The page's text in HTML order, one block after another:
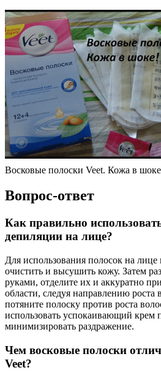
Восковые полоски Veet. Кожа в
Вопрос-ответ
Как правильно
депиляции на лице?
Для использования полосок на лице
очистить и высушить кожу. Затем
руками, отделите их и аккуратно
области, следуя направлению роста
потяните полоску против роста
использовать успокаивающий крем
минимизировать раздражение.
Чем восковые полоски
Veet?